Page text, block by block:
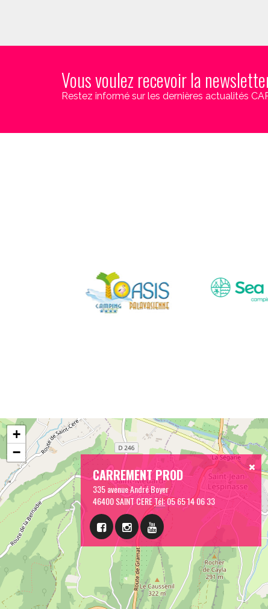
Vous voulez recevoir la
Restez informé sur les dernières actualités
CARREMENT PROD
335 avenue André Boyer
46400 SAINT CERETél:05 65 14 06 33
+
−